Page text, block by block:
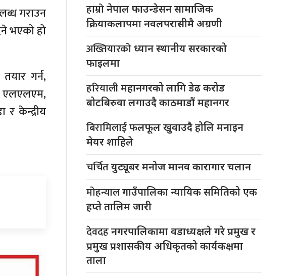
गराउन
भएको हो
गर्न,
एलएलएम,
केन्द्रीय
हाम्रोनेपाल फाउन्डेसन सामाजिक
क्रियाकलापमा नवलपरासीमै अग्रणी
अख्तियारको ध्यान स्थानीय सरकारको
फाइलमा
हरियालीमहानगरको लागि डेढ करोड
बोटबिरुवा लगाउदै काठमाडौं महानगर
बिरामिलाईफलफूल खुवाउदै होलि मनाइन
मेयर शाहिले
चर्चितयुट्यूबर मनोज मानव कारागार चलान
मोहन्यालगाउँपालिका न्यायिक समितिको एक
हप्ते तालिम जारी
देवदहनगरपालिकामा वडाध्यक्षले गरे प्रमुख र
प्रमुख प्रशासकीय अधिकृतको कार्यकक्षमा
ताला